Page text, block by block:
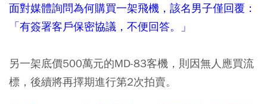
面對媒體詢問為何購買一架飛機，該名男子僅回覆：
「有簽署客戶保密協議，不便回答。」
另一架底價500萬元的MD-83客機，則因無人應買流
標，後續將再擇期進行第2次拍賣。